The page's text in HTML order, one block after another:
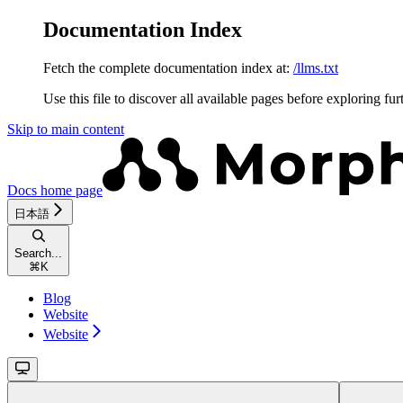
Documentation Index
Fetch the complete documentation index at: /llms.txt
Use this file to discover all available pages before exploring
Skip to main content
Docs home page
日本語
Search...
⌘ K
Blog
Website
Website